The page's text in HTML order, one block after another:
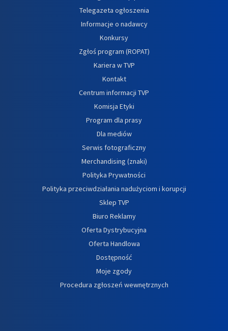
Telegazeta ogłoszenia
Informacje o nadawcy
Konkursy
Zgłoś program (ROPAT)
Kariera w TVP
Kontakt
Centrum informacji TVP
Komisja Etyki
Program dla prasy
Dla mediów
Serwis fotograficzny
Merchandising (znaki)
Polityka Prywatności
Polityka przeciwdziałania nadużyciom i korupcji
Sklep TVP
Biuro Reklamy
Oferta Dystrybucyjna
Oferta Handlowa
Dostępność
Moje zgody
Procedura zgłoszeń wewnętrznych